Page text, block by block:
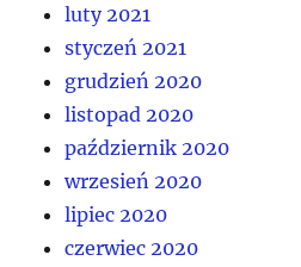
luty 2021
styczeń 2021
grudzień 2020
listopad 2020
październik 2020
wrzesień 2020
lipiec 2020
czerwiec 2020